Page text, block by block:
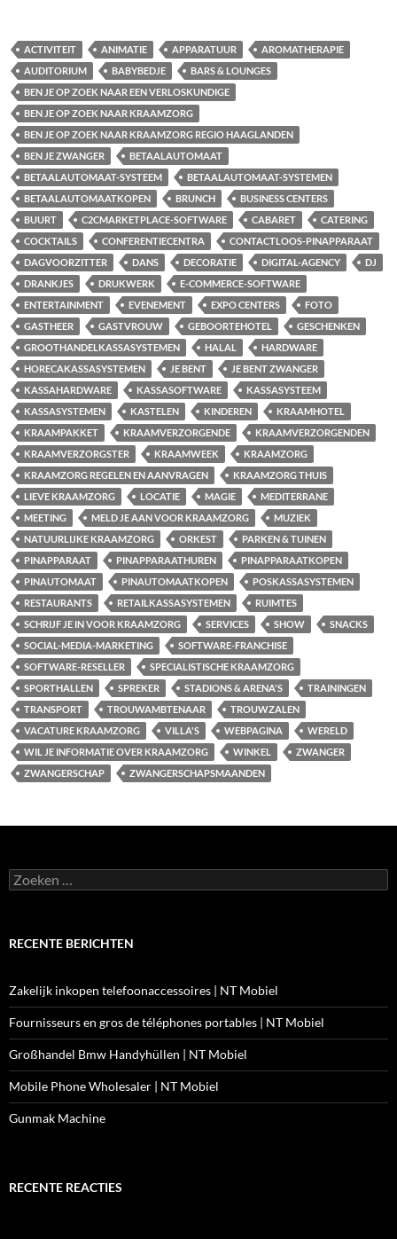
ACTIVITEIT ANIMATIE APPARATUUR
AROMATHERAPIE
AUDITORIUM
BABYBEDJE
BARS & LOUNGES
BEN JE OP ZOEK NAAR EEN VERLOSKUNDIGE
BEN JE OP ZOEK NAAR KRAAMZORG
BEN JE OP ZOEK NAAR KRAAMZORG REGIO HAAGLANDEN
BEN JE ZWANGER
BETAALAUTOMAAT
BETAALAUTOMAAT-SYSTEEM
BETAALAUTOMAAT-SYSTEMEN
BETAALAUTOMAATKOPEN
BRUNCH
BUSINESS CENTERS
BUURT
C2CMARKETPLACE-SOFTWARE CABARET
CATERING
COCKTAILS
CONFERENTIECENTRA
CONTACTLOOS-PINAPPARAAT
DAGVOORZITTER
DANS DECORATIE DIGITAL-AGENCY
DJ
DRANKJES
DRUKWERK
E-COMMERCE-SOFTWARE
ENTERTAINMENT
EVENEMENT EXPO CENTERS
FOTO
GASTHEER
GASTVROUW GEBOORTEHOTEL
GESCHENKEN
GROOTHANDELKASSASYSTEMEN
HALAL
HARDWARE
HORECAKASSASYSTEMEN
JE BENT
JE BENT ZWANGER
KASSAHARDWARE
KASSASOFTWARE
KASSASYSTEEM
KASSASYSTEMEN
KASTELEN KINDEREN
KRAAMHOTEL
KRAAMPAKKET
KRAAMVERZORGENDE
KRAAMVERZORGENDEN
KRAAMVERZORGSTER
KRAAMWEEK
KRAAMZORG
KRAAMZORG REGELEN EN AANVRAGEN
KRAAMZORG THUIS
LIEVE KRAAMZORG
LOCATIE MAGIE
MEDITERRANE
MEETING
MELD JE AAN VOOR KRAAMZORG
MUZIEK
NATUURLIJKE KRAAMZORG
ORKEST
PARKEN & TUINEN
PINAPPARAAT
PINAPPARAATHUREN
PINAPPARAATKOPEN
PINAUTOMAAT
PINAUTOMAATKOPEN
POSKASSASYSTEMEN
RESTAURANTS
RETAILKASSASYSTEMEN
RUIMTES
SCHRIJF JE IN VOOR KRAAMZORG
SERVICES SHOW
SNACKS
SOCIAL-MEDIA-MARKETING
SOFTWARE-FRANCHISE
SOFTWARE-RESELLER
SPECIALISTISCHE KRAAMZORG
SPORTHALLEN
SPREKER STADIONS & ARENA'S
TRAININGEN
TRANSPORT
TROUWAMBTENAAR
TROUWZALEN
VACATURE KRAAMZORG
VILLA'S WEBPAGINA
WERELD
WIL JE INFORMATIE OVER KRAAMZORG
WINKEL
ZWANGER
ZWANGERSCHAP
ZWANGERSCHAPSMAANDEN
Zoeken
naar:
RECENTE BERICHTEN
Zakelijk inkopen telefoonaccessoires | NT Mobiel
Fournisseurs en gros de téléphones portables | NT Mobiel
Großhandel Bmw Handyhüllen | NT Mobiel
Mobile Phone Wholesaler | NT Mobiel
Gunmak Machine
RECENTE REACTIES